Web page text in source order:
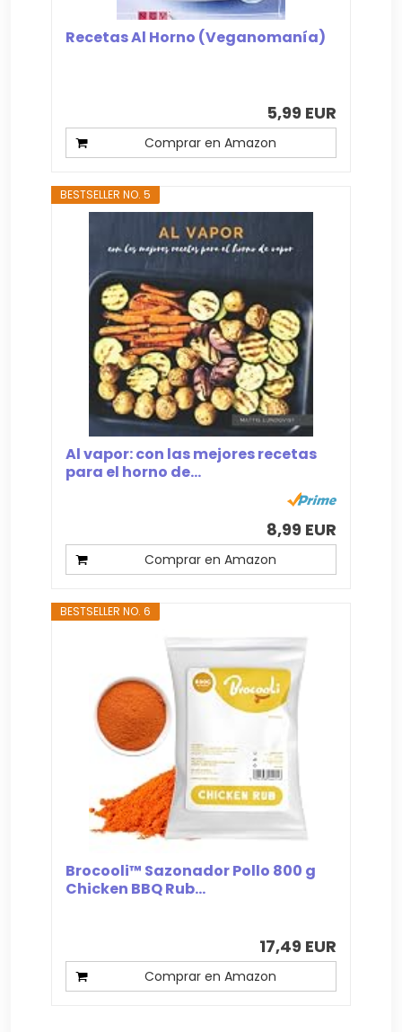
Recetas Al Horno (Veganomanía)
5,99 EUR
Comprar en Amazon
BESTSELLER NO. 5
Al vapor: con las mejores recetas
para el horno de...
8,99 EUR
Comprar en Amazon
BESTSELLER NO. 6
Brocooli™ Sazonador Pollo 800 g
Chicken BBQ Rub...
17,49 EUR
Comprar en Amazon